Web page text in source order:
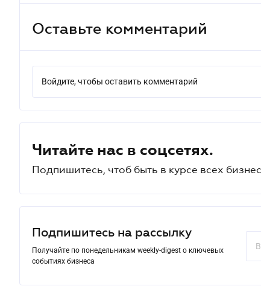
Оставьте комментарий
Войдите, чтобы оставить комментарий
Читайте нас в соцсетях.
Подпишитесь, чтоб быть в курсе всех
Подпишитесь на рассылку
Получайте по понедельникам weekly-digest о ключевых
событиях бизнеса